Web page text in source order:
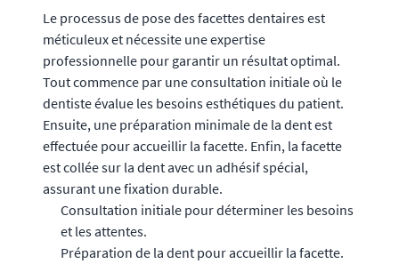
Le processus de pose des facettes dentaires est
méticuleux et nécessite une expertise
professionnelle pour garantir un résultat optimal.
Tout commence par une consultation initiale où le
dentiste évalue les besoins esthétiques du patient.
Ensuite, une préparation minimale de la dent est
effectuée pour accueillir la facette. Enfin, la facette
est collée sur la dent avec un adhésif spécial,
assurant une fixation durable.
Consultation initiale pour déterminer les besoins
et les attentes.
Préparation de la dent pour accueillir la facette.